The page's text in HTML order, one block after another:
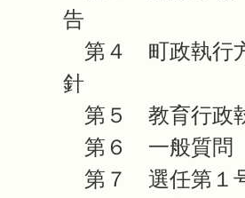
第４ 町政執行
第５ 教育行政
第６ 一般質問
第７ 選任第１